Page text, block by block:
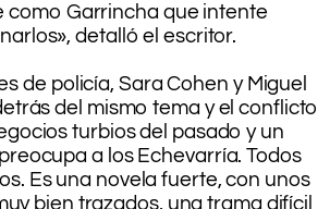
como Garrincha que intente
detalló el escritor.
de policía, Sara Cohen y Miguel
del mismo tema y el conflicto
turbios del pasado y un
a los Echevarría. Todos
Es una novela fuerte, con unos
bien trazados, una trama difícil